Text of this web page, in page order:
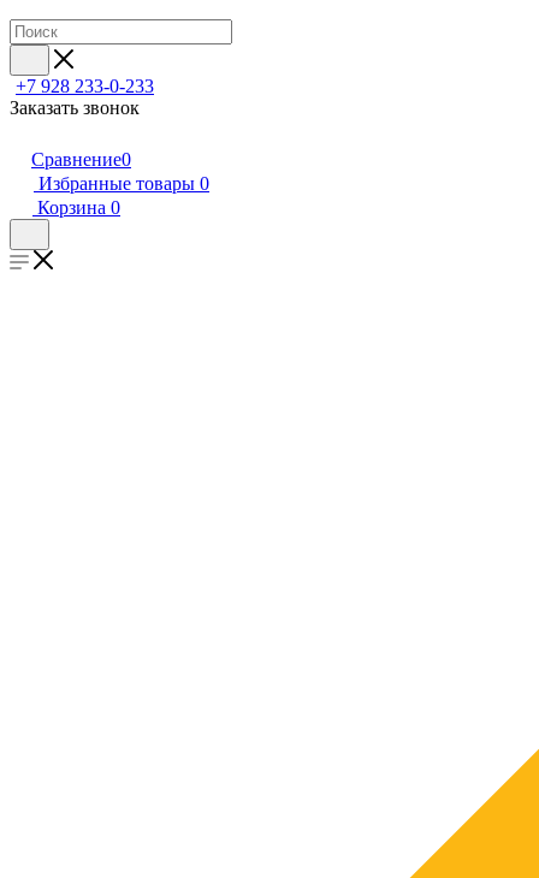
+7 928 233-0-233
Заказать звонок
Сравнение0
Избранные товары 0
Корзина 0